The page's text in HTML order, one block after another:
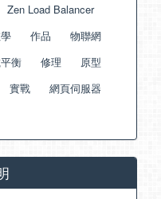
Zen Load Balancer
作品
物聯網
衡 修理
原型
實戰
網頁伺服器